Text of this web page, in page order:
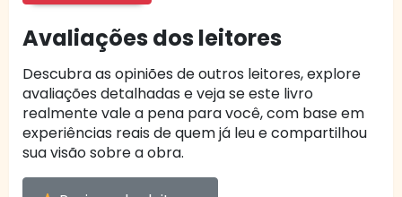
Avaliações dos leitores
Descubra as opiniões de outros leitores, explore
avaliações detalhadas e veja se este livro
realmente vale a pena para você, com base em
experiências reais de quem já leu e compartilhou
sua visão sobre a obra.